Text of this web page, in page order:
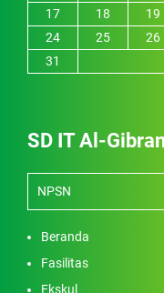
17
18 19
24
25 26
31
SD IT Al-
NPSN
Beranda
Fasilitas
Ekskul